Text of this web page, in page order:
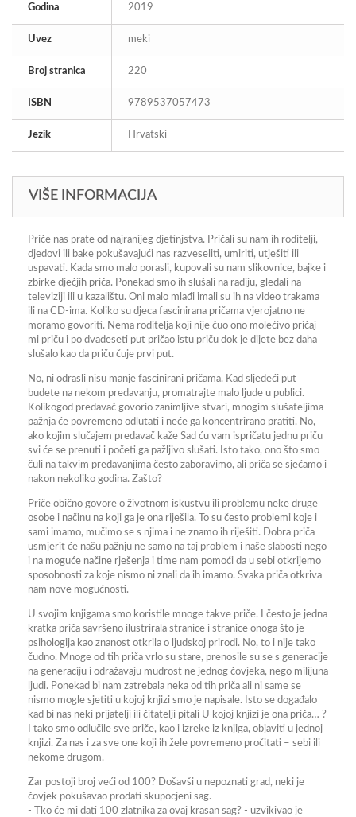
Godina 2019
Uvez meki
Broj stranica 220
ISBN 9789537057473
Jezik Hrvatski
VIŠE INFORMACIJA
Priče nas prate od najranijeg djetinjstva. Pričali su nam ih roditelji,
djedovi ili bake pokušavajući nas razveseliti, umiriti, utješiti ili
uspavati. Kada smo malo porasli, kupovali su nam slikovnice, bajke i
zbirke dječjih priča. Ponekad smo ih slušali na radiju, gledali na
televiziji ili u kazalištu. Oni malo mlađi imali su ih na video trakama
ili na CD-ima. Koliko su djeca fascinirana pričama vjerojatno ne
moramo govoriti. Nema roditelja koji nije čuo ono molećivo pričaj
mi priču i po dvadeseti put pričao istu priču dok je dijete bez daha
slušalo kao da priču čuje prvi put.
No, ni odrasli nisu manje fascinirani pričama. Kad sljedeći put
budete na nekom predavanju, promatrajte malo ljude u publici.
Kolikogod predavač govorio zanimljive stvari, mnogim slušateljima
pažnja će povremeno odlutati i neće ga koncentrirano pratiti. No,
ako kojim slučajem predavač kaže Sad ću vam ispričatu jednu priču
svi će se prenuti i početi ga pažljivo slušati. Isto tako, ono što smo
čuli na takvim predavanjima često zaboravimo, ali priča se sjećamo i
nakon nekoliko godina. Zašto?
Priče obično govore o životnom iskustvu ili problemu neke druge
osobe i načinu na koji ga je ona riješila. To su često problemi koje i
sami imamo, mučimo se s njima i ne znamo ih riješiti. Dobra priča
usmjerit će našu pažnju ne samo na taj problem i naše slabosti nego
i na moguće načine rješenja i time nam pomoći da u sebi otkrijemo
sposobnosti za koje nismo ni znali da ih imamo. Svaka priča otkriva
nam nove mogućnosti.
U svojim knjigama smo koristile mnoge takve priče. I često je jedna
kratka priča savršeno ilustrirala stranice i stranice onoga što je
psihologija kao znanost otkrila o ljudskoj prirodi. No, to i nije tako
čudno. Mnoge od tih priča vrlo su stare, prenosile su se s generacije
na generaciju i odražavaju mudrost ne jednog čovjeka, nego milijuna
ljudi. Ponekad bi nam zatrebala neka od tih priča ali ni same se
nismo mogle sjetiti u kojoj knjizi smo je napisale. Isto se događalo
kad bi nas neki prijatelji ili čitatelji pitali U kojoj knjizi je ona priča… ?
I tako smo odlučile sve priče, kao i izreke iz knjiga, objaviti u jednoj
knjizi. Za nas i za sve one koji ih žele povremeno pročitati – sebi ili
nekome drugom.
Zar postoji broj veći od 100? Došavši u nepoznati grad, neki je
čovjek pokušavao prodati skupocjeni sag.
- Tko će mi dati 100 zlatnika za ovaj krasan sag? - uzvikivao je